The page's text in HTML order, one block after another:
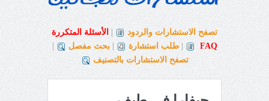
تصفح الاستشارات والردود
الأسئلة المتكررة
FAQ
طلب استشارة بحث مفصل
تصفح الاستشارات بالتصنيف